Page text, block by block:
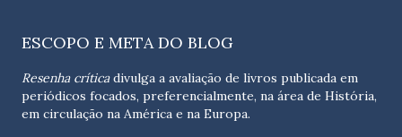
ESCOPO E META DO BLOG
Resenha críticadivulga a avaliação de livros publicada em
periódicos focados, preferencialmente, na área de História,
em circulação na América e na Europa.